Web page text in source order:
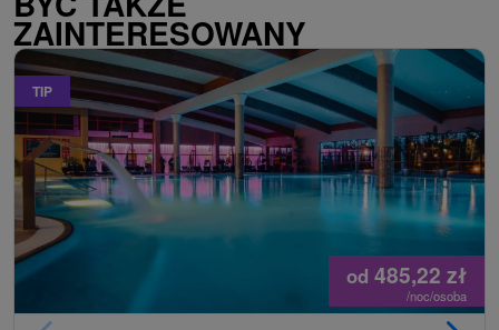
ZAINTERESOWANY
TIP
od 485,22 zł
/noc/osoba